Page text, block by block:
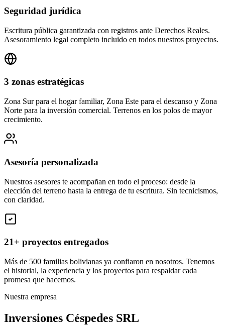
Seguridad jurídica
Escritura pública garantizada con registros ante Derechos Reales.
Asesoramiento legal completo incluido en todos nuestros proyectos.
3 zonas estratégicas
Zona Sur para el hogar familiar, Zona Este para el descanso y Zona
Norte para la inversión comercial. Terrenos en los polos de mayor
crecimiento.
Asesoría personalizada
Nuestros asesores te acompañan en todo el proceso: desde la
elección del terreno hasta la entrega de tu escritura. Sin tecnicismos,
con claridad.
21+ proyectos entregados
Más de 500 familias bolivianas ya confiaron en nosotros. Tenemos
el historial, la experiencia y los proyectos para respaldar cada
promesa que hacemos.
Nuestra empresa
Inversiones Céspedes SRL